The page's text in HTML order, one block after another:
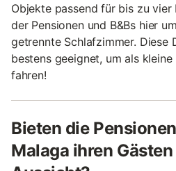
Objekte passend für bis zu vier
der Pensionen und B&Bs hier
getrennte Schlafzimmer. Diese
bestens geeignet, um als
fahren!
Bieten die
Malaga ihren